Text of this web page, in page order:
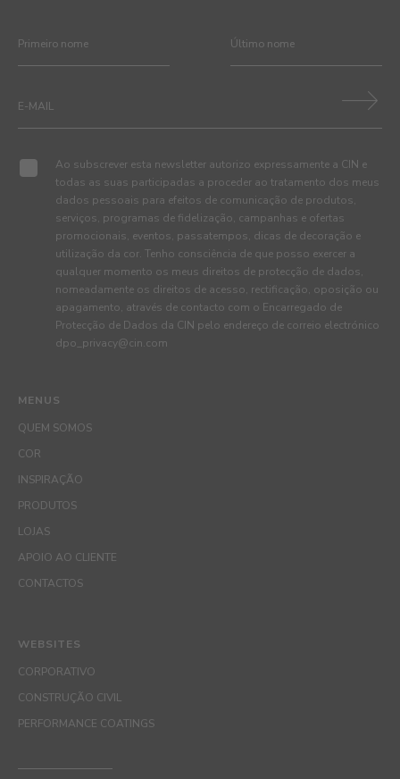
MENUS
QUEM SOMOS
COR
INSPIRAÇÃO
PRODUTOS
LOJAS
APOIO AO CLIENTE
CONTACTOS
Ao subscrever esta newsletter autorizo expressamente a CIN e
todas as suas participadas a proceder ao tratamento dos meus
dados pessoais para efeitos de comunicação de produtos,
serviços, programas de fidelização, campanhas e ofertas
promocionais, eventos, passatempos, dicas de decoração e
utilização da cor. Tenho consciência de que posso exercer a
qualquer momento os meus direitos de protecção de dados,
nomeadamente os direitos de acesso, rectificação, oposição ou
apagamento, através de contacto com o Encarregado de
Protecção de Dados da CIN pelo endereço de correio electrónico
dpo_privacy@cin.com
WEBSITES
CORPORATIVO
CONSTRUÇÃO CIVIL
PERFORMANCE COATINGS